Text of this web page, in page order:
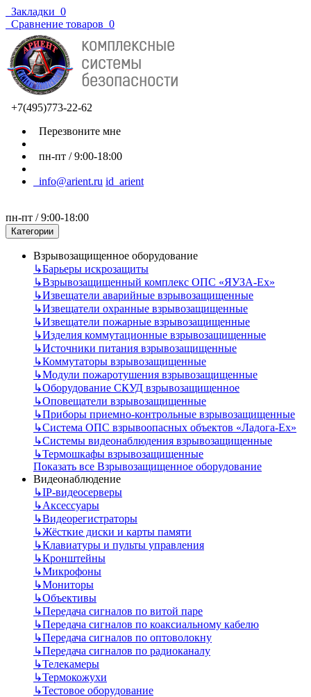
Закладки 0
Сравнение товаров 0
+7(495)773-22-62
Перезвоните мне
пн-пт / 9:00-18:00
info@arient.ru id_arient
пн-пт / 9:00-18:00
Категории
Взрывозащищенное оборудование
↳Барьеры искрозащиты
↳Взрывозащищенный комплекс ОПС «ЯУЗА-Ех»
↳Извещатели аварийные взрывозащищенные
↳Извещатели охранные взрывозащищенные
↳Извещатели пожарные взрывозащищенные
↳Изделия коммутационные взрывозащищенные
↳Источники питания взрывозащищенные
↳Коммутаторы взрывозащищенные
↳Модули пожаротушения взрывозащищенные
↳Оборудование СКУД взрывозащищенное
↳Оповещатели взрывозащищенные
↳Приборы приемно-контрольные взрывозащищенные
↳Система ОПС взрывоопасных объектов «Ладога-Ex»
↳Системы видеонаблюдения взрывозащищенные
↳Термошкафы взрывозащищенные
Показать все Взрывозащищенное оборудование
Видеонаблюдение
↳IP-видеосерверы
↳Аксессуары
↳Видеорегистраторы
↳Жёсткие диски и карты памяти
↳Клавиатуры и пульты управления
↳Кронштейны
↳Микрофоны
↳Мониторы
↳Объективы
↳Передача сигналов по витой паре
↳Передача сигналов по коаксиальному кабелю
↳Передача сигналов по оптоволокну
↳Передача сигналов по радиоканалу
↳Телекамеры
↳Термокожухи
↳Тестовое оборудование